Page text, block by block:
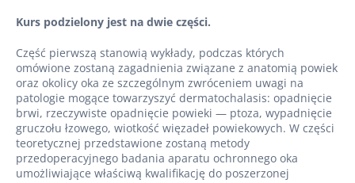
Kurs podzielony jest na dwie części.
Część pierwszą stanowią wykłady, podczas których
omówione zostaną zagadnienia związane z anatomią powiek
oraz okolicy oka ze szczególnym zwróceniem uwagi na
patologie mogące towarzyszyć dermatochalasis: opadnięcie
brwi, rzeczywiste opadnięcie powieki — ptoza, wypadnięcie
gruczołu łzowego, wiotkość więzadeł powiekowych. W części
teoretycznej przedstawione zostaną metody
przedoperacyjnego badania aparatu ochronnego oka
umożliwiające właściwą kwalifikację do poszerzonej